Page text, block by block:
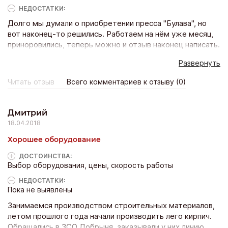
Заказ они выполнили быстро, никаких нареканий по
работе у нас нет.
НЕДОСТАТКИ:
Долго мы думали о приобретении пресса "Булава", но
вот наконец-то решились. Работаем на нём уже месяц,
приноровились, теперь можно и отзыв наконец написать.
Делает один кирпич за 15 секунд! Разлетается, как
горячие пирожки.
Развернуть
Читать отзыв Всего комментариев к отзыву (0)
Дмитрий
18.04.2018
Хорошее оборудование
ДОСТОИНCТВА:
Выбор оборудования, цены, скорость работы
НЕДОСТАТКИ:
Пока не выявлены
Занимаемся производством строительных материалов,
летом прошлого года начали производить лего кирпич.